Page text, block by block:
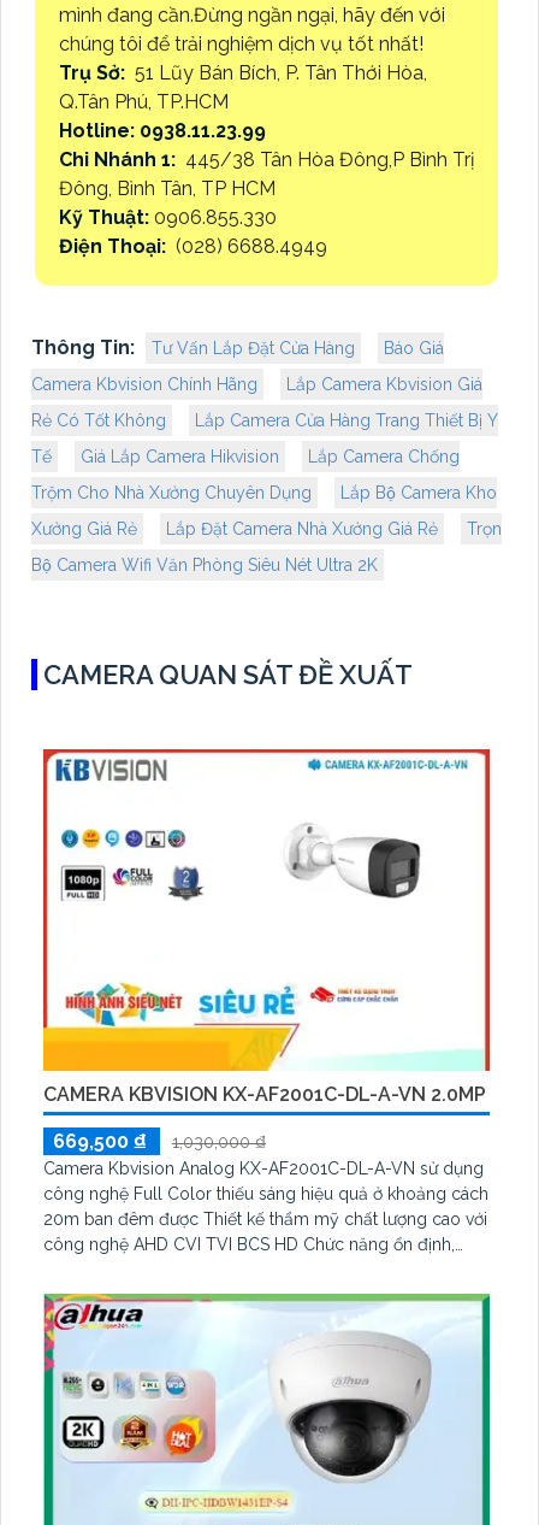
mình đang cần.Đừng ngần ngại, hãy đến với
chúng tôi để trải nghiệm dịch vụ tốt nhất!
Trụ Sở: 51 Lũy Bán Bích, P. Tân Thới Hòa,
Q.Tân Phú, TP.HCM
Hotline: 0938.11.23.99
Chi Nhánh 1: 445/38 Tân Hòa Đông,P Bình Trị
Đông, Bình Tân, TP HCM
Kỹ Thuật: 0906.855.330
Điện Thoại: (028) 6688.4949
Thông Tin: Tư Vấn Lắp Đặt Cửa Hàng
Báo Giá
Camera Kbvision Chính Hãng
Lắp Camera Kbvision Giá
Rẻ Có Tốt Không
Lắp Camera Cửa Hàng Trang Thiết Bị Y
Tế
Giá Lắp Camera Hikvision
Lắp Camera Chống
Trộm Cho Nhà Xưởng Chuyên Dụng
Lắp Bộ Camera Kho
Xưởng Giá Rẻ
Lắp Đặt Camera Nhà Xưởng Giá Rẻ
Trọn
Bộ Camera Wifi Văn Phòng Siêu Nét Ultra 2K
CAMERA QUAN SÁT ĐỀ XUẤT
CAMERA KBVISION KX-AF2001C-DL-A-VN 2.0MP
669,500 ₫
1,030,000 ₫
Camera Kbvision Analog KX-AF2001C-DL-A-VN sử dụng
công nghệ Full Color thiếu sáng hiệu quả ở khoảng cách
20m ban đêm được Thiết kế thẩm mỹ chất lượng cao với
công nghệ AHD CVI TVI BCS HD Chức năng ổn định,
lượngCamera quan sát KX-AF2001C-DL-A-VN được thiết
kế tiết kiệm điện với nguồn 12V HD Analog, góc quay
rộng ống kính 3. 6mm